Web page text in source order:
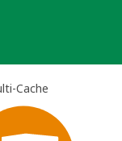
Cache